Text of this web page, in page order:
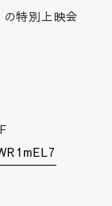
特別上映会